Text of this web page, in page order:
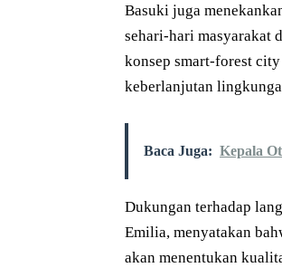
Basuki juga
sehari-hari masyarakat
konsep smart-forest
keberlanjutan
Baca Juga: Kepala
Dukungan terhadap
Emilia, menyatakan
akan menentukan